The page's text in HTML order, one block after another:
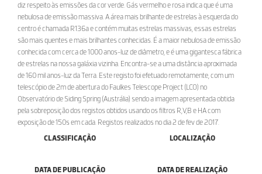
diz respeito às emissões da cor verde. Gás vermelho e rosa indica que é uma
nebulosa de emissão massiva. A área mais brilhante de estrelas à esquerda do
centro é chamada R136a e contém muitas estrelas massivas, essas estrelas
são mais quentes e mais brilhantes conhecidas. É a maior nebulosa de emissão
conhecida com cerca de 1000 anos-luz de diâmetro, e é uma gigantesca fábrica
de estrelas na nossa galáxia vizinha. Encontra-se a uma distância aproximada
de 160 mil anos-luz da Terra. Este registo foi efetuado remotamente, com um
telescópio de 2m de abertura do Faulkes Telescope Project (LCO) no
Observatório de Siding Spring (Austrália) sendo a imagem apresentada obtida
pela sobreposição dos registos obtidos usando os filtros R,V,B e HA com
exposição de 150s em cada. Registos realizados no dia 2 de fev de 2017.
CLASSIFICAÇÃO
LOCALIZAÇÃO
DATA DE PUBLICAÇÃO DATA DE REALIZAÇÃO